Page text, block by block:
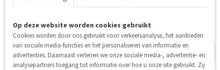
opnieuw binnen
Op deze website worden cookies gebruikt
Cookies worden door ons gebruikt voor verkeersanalyse, het aanbieden
van sociale media-functies en het personaliseren van informatie en
advertenties. Daarnaast verlenen we onze sociale media-, advertentie- en
analysepartners toegang tot informatie over hoe u onze site gebruikt. Zij